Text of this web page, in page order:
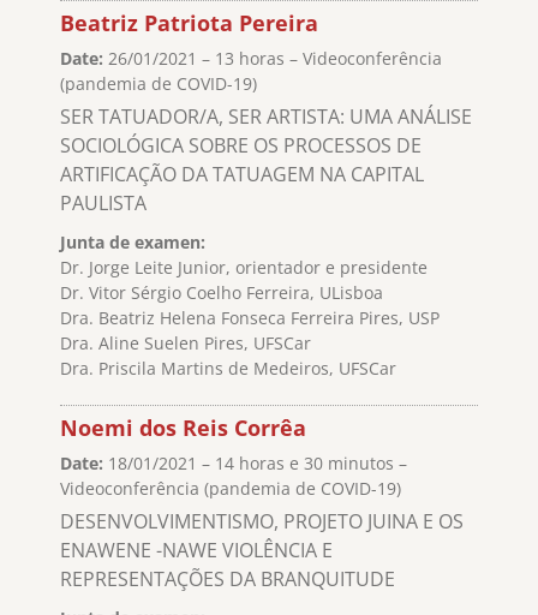
Beatriz Patriota Pereira
Date: 26/01/2021 – 13 horas – Videoconferência
(pandemia de COVID-19)
SER TATUADOR/A, SER ARTISTA: UMA ANÁLISE
SOCIOLÓGICA SOBRE OS PROCESSOS DE
ARTIFICAÇÃO DA TATUAGEM NA CAPITAL
PAULISTA
Junta de examen:
Dr. Jorge Leite Junior, orientador e presidente
Dr. Vitor Sérgio Coelho Ferreira, ULisboa
Dra. Beatriz Helena Fonseca Ferreira Pires, USP
Dra. Aline Suelen Pires, UFSCar
Dra. Priscila Martins de Medeiros, UFSCar
Noemi dos Reis Corrêa
Date: 18/01/2021 – 14 horas e 30 minutos –
Videoconferência (pandemia de COVID-19)
DESENVOLVIMENTISMO, PROJETO JUINA E OS
ENAWENE -NAWE VIOLÊNCIA E
REPRESENTAÇÕES DA BRANQUITUDE